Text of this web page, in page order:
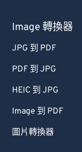
Image 轉換器
JPG 到 PDF
PDF 到 JPG
HEIC 到 JPG
Image 到 PDF
圖片轉換器